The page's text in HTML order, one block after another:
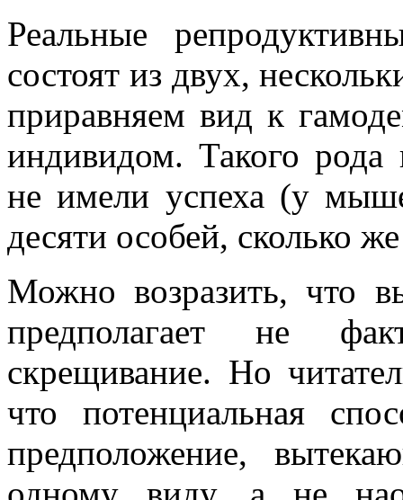
Реальные
состоят из двух,
приравняем вид к
индивидом. Такого
не имели успеха (у
десяти особей, сколько
Можно возразить, что
предполагает не
скрещивание. Но
что потенциальная
предположение,